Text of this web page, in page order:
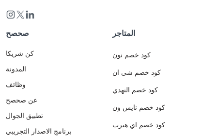
صحصح
كن شريكا
المدونة
وظائف
عن صحصح
تطبيق الجوال
برنامج الاصدار التجريبي
المتاجر
كود خصم نون
كود خصم شي ان
كود خصم النهدي
كود خصم نايس ون
كود خصم اي هيرب